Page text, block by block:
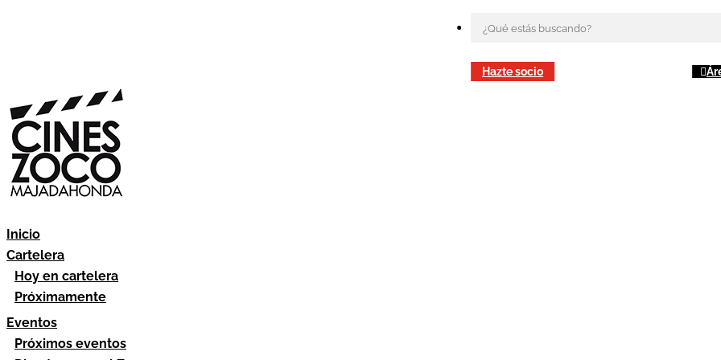
Hazte socio
Inicio
Cartelera
Hoy en cartelera
Próximamente
Eventos
Próximos eventos